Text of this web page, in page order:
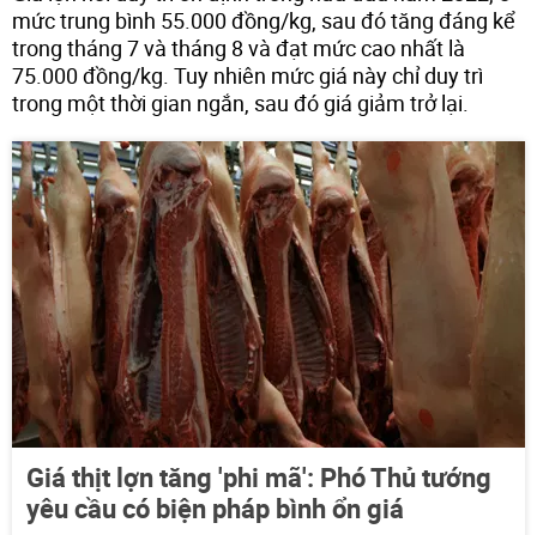
mức trung bình 55.000 đồng/kg, sau đó tăng đáng kể
trong tháng 7 và tháng 8 và đạt mức cao nhất là
75.000 đồng/kg. Tuy nhiên mức giá này chỉ duy trì
trong một thời gian ngắn, sau đó giá giảm trở lại.
Giá thịt lợn tăng 'phi mã': Phó Thủ tướng
yêu cầu có biện pháp bình ổn giá